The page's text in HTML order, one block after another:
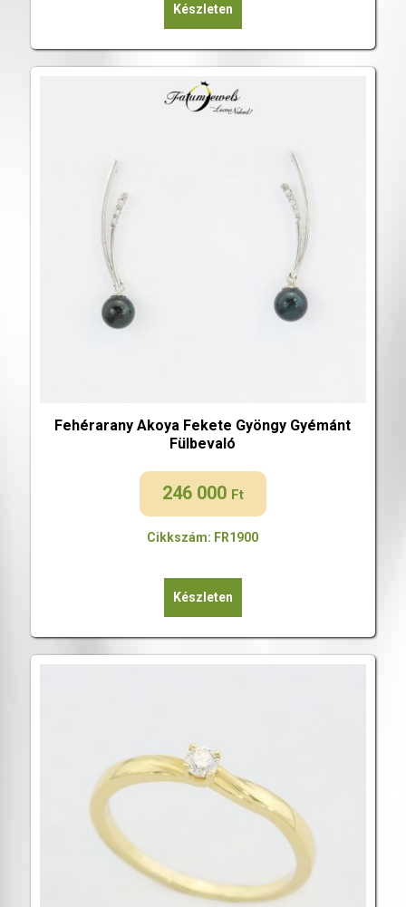
Készleten
Fehérarany Akoya Fekete Gyöngy Gyémánt
Fülbevaló
246 000 Ft
Cikkszám: FR1900
Készleten